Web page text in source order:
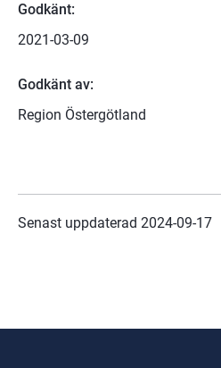
Godkänt:
2021-03-09
Godkänt av:
Region Östergötland
Senast uppdaterad 2024-09-17